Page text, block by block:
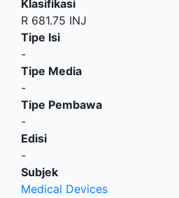
Klasifikasi
R 681.75 INJ
Tipe Isi
-
Tipe Media
-
Tipe Pembawa
-
Edisi
-
Subjek
Medical Devices